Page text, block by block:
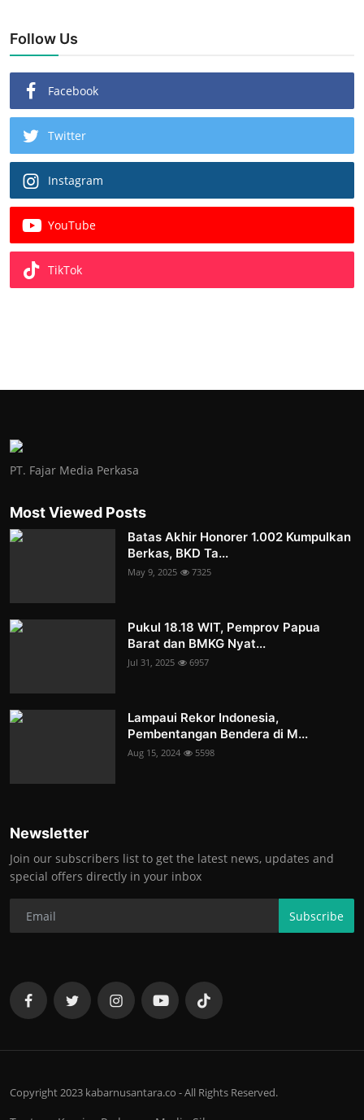
Follow Us
Facebook
Twitter
Instagram
YouTube
TikTok
PT. Fajar Media Perkasa
Most Viewed Posts
Batas Akhir Honorer 1.002 Kumpulkan
Berkas, BKD Ta...
May 9, 2025 7325
Pukul 18.18 WIT, Pemprov Papua
Barat dan BMKG Nyat...
Jul 31, 2025 6957
Lampaui Rekor Indonesia,
Pembentangan Bendera di M...
Aug 15, 2024 5598
Newsletter
Join our subscribers list to get the latest news, updates and
special offers directly in your inbox
Subscribe
Copyright 2023 kabarnusantara.co - All Rights Reserved.